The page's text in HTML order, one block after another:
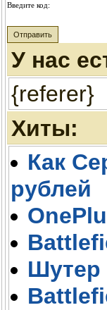
Введите код:
У нас
{referer}
Хиты:
Как
рублей
Шутер